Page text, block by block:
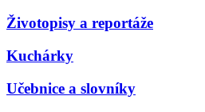
Životopisy a reportáže
Kuchárky
Učebnice a slovníky